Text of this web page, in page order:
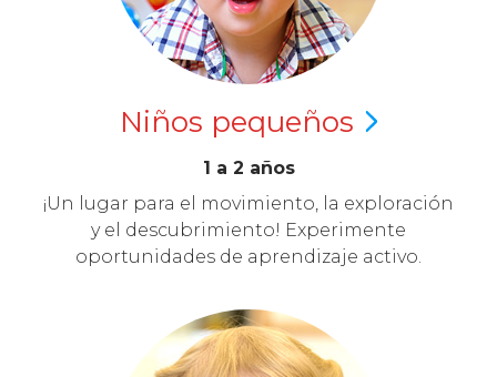
Niños pequeños
1 a 2 años
¡Un lugar para el movimiento, la exploración
y el descubrimiento! Experimente
oportunidades de aprendizaje activo.